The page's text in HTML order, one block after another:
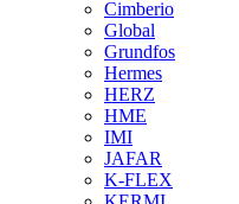
Cimberio
Global
Grundfos
Hermes
HERZ
HME
IMI
JAFAR
K-FLEX